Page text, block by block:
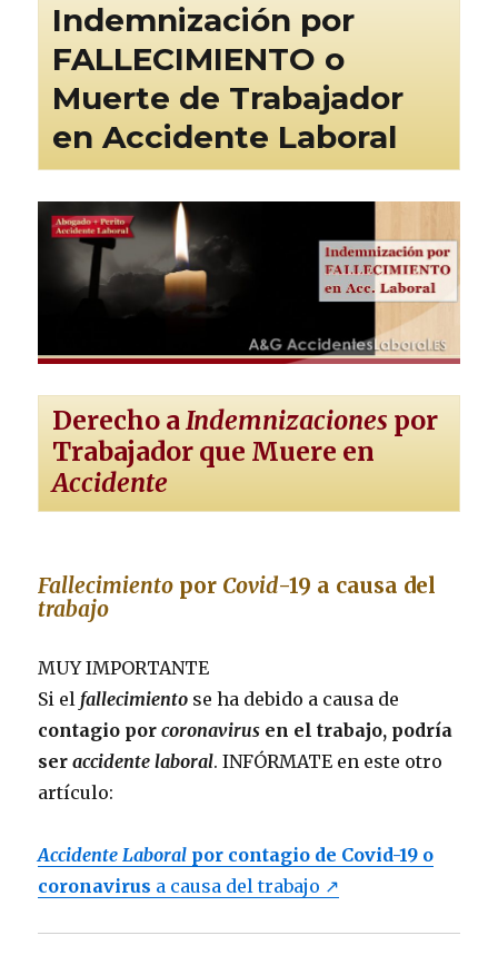
Indemnización por
FALLECIMIENTO o
Muerte de Trabajador
en Accidente Laboral
Derecho aIndemnizaciones por
Trabajador que Muere en
Accidente
Fallecimiento por Covid-19 a causa del
trabajo
MUY IMPORTANTE
Si el fallecimiento se ha debido a causa de
contagio porcoronavirus en el trabajo, podría
seraccidente laboral. INFÓRMATE en este otro
artículo:
Accidente Laboral por contagio de Covid-19 o
coronavirus a causa del trabajo ↗